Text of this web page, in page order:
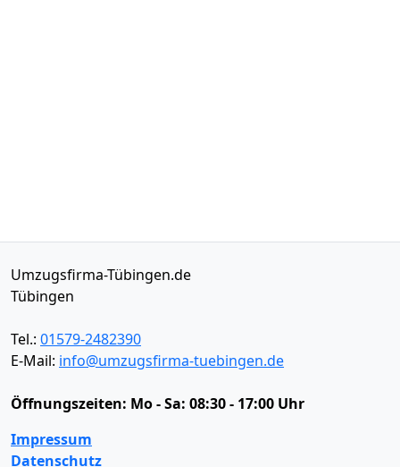
Umzugsfirma-Tübingen.de
Tübingen
Tel.: 01579-2482390
E-Mail: info@umzugsfirma-tuebingen.de
Öffnungszeiten: Mo - Sa: 08:30 - 17:00 Uhr
Impressum
Datenschutz